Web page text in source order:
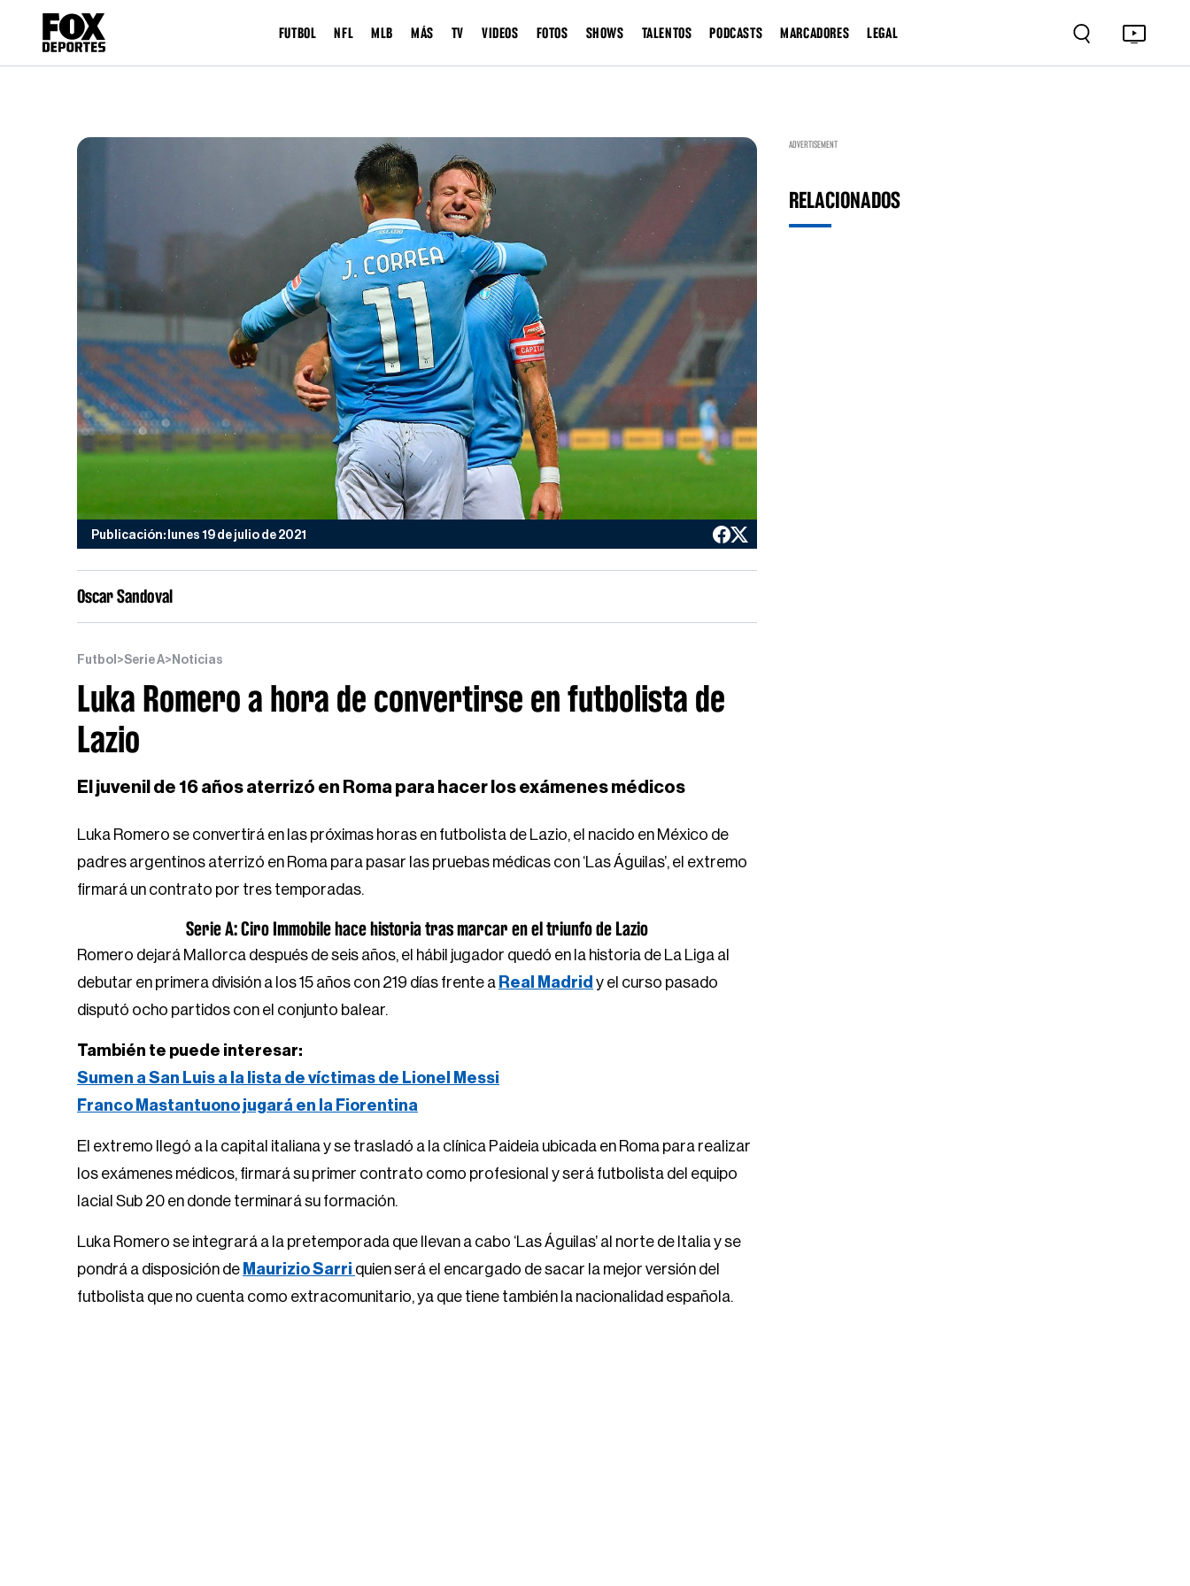
FUTBOL NFL MLB MÁS TV VIDEOS FOTOS SHOWS TALENTOS PODCASTS MARCADORES LEGAL
Publicación: lunes 19 de julio de 2021
Oscar Sandoval
Futbol >Serie A> Noticias
Luka Romero a hora de convertirse en futbolista de
Lazio
El juvenil de 16 años aterrizó en Roma para hacer los exámenes médicos
Luka Romero se convertirá en las próximas horas en futbolista de Lazio, el nacido en México de
padres argentinos aterrizó en Roma para pasar las pruebas médicas con ‘Las Águilas’, el extremo
firmará un contrato por tres temporadas.
Serie A: Ciro Immobile hace historia tras marcar en el triunfo de Lazio
Romero dejará Mallorca después de seis años, el hábil jugador quedó en la historia de La Liga al
debutar en primera división a los 15 años con 219 días frente a Real Madrid y el curso pasado
disputó ocho partidos con el conjunto balear.
También te puede interesar:
Sumen a San Luis a la lista de víctimas de Lionel Messi
Franco Mastantuono jugará en la Fiorentina
El extremo llegó a la capital italiana y se trasladó a la clínica Paideia ubicada en Roma para realizar
los exámenes médicos, firmará su primer contrato como profesional y será futbolista del equipo
lacial Sub 20 en donde terminará su formación.
Luka Romero se integrará a la pretemporada que llevan a cabo ‘Las Águilas’ al norte de Italia y se
pondrá a disposición de Maurizio Sarri quien será el encargado de sacar la mejor versión del
futbolista que no cuenta como extracomunitario, ya que tiene también la nacionalidad española.
ADVERTISEMENT
RELACIONADOS